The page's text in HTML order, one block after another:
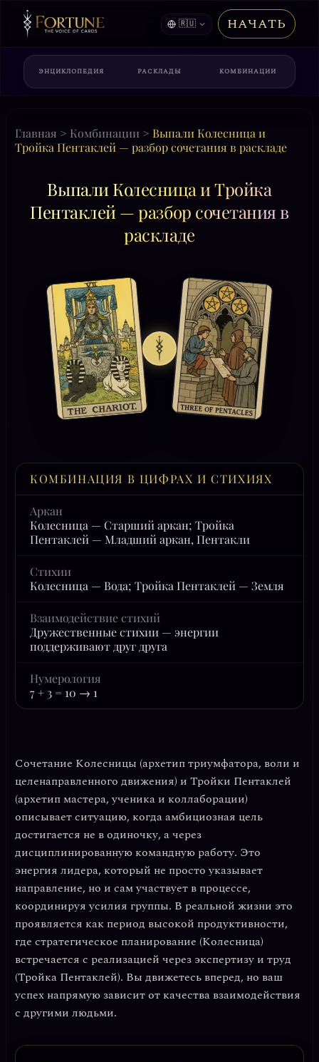
🇷🇺 НАЧАТЬ
ЭНЦИКЛОПЕДИЯ РАСКЛАДЫ КОМБИНАЦИИ
Главная > Комбинации > Выпали Колесница и
Тройка Пентаклей — разбор сочетания в раскладе
Выпали Колесница и Тройка
Пентаклей — разбор сочетания в
раскладе
КОМБИНАЦИЯ В ЦИФРАХ И СТИХИЯХ
Аркан
Колесница — Старший аркан; Тройка
Пентаклей — Младший аркан, Пентакли
Стихии
Колесница — Вода; Тройка Пентаклей — Земля
Взаимодействие стихий
Дружественные стихии — энергии
поддерживают друг друга
Нумерология
7 + 3 = 10 → 1
Сочетание Колесницы (архетип триумфатора, воли и
целенаправленного движения) и Тройки Пентаклей
(архетип мастера, ученика и коллаборации)
описывает ситуацию, когда амбициозная цель
достигается не в одиночку, а через
дисциплинированную командную работу. Это
энергия лидера, который не просто указывает
направление, но и сам участвует в процессе,
координируя усилия группы. В реальной жизни это
проявляется как период высокой продуктивности,
где стратегическое планирование (Колесница)
встречается с реализацией через экспертизу и труд
(Тройка Пентаклей). Вы движетесь вперед, но ваш
успех напрямую зависит от качества взаимодействия
с другими людьми.